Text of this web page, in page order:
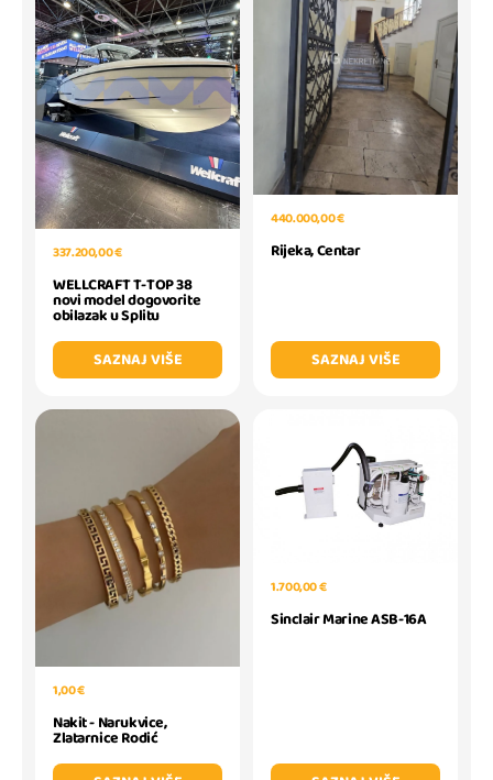
337.200,00 €
WELLCRAFT T-TOP 38
novi model dogovorite
obilazak u Splitu
SAZNAJ VIŠE
440.000,00 €
Rijeka, Centar
SAZNAJ VIŠE
1,00 €
Nakit - Narukvice,
Zlatarnice Rodić
1.700,00 €
Sinclair Marine ASB-16A